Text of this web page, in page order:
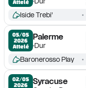
Attelé
Iside Trebi'
05/05
2026
Attelé
Palerme
Dur
Baronerosso Play
02/05
2026
Syracuse